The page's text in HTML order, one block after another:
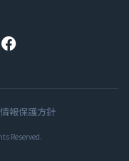
報保護方針
Reserved.